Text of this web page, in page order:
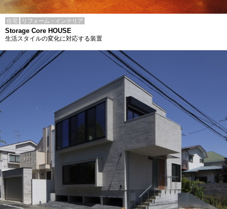
住宅 リフォーム・インテリア
Storage Core HOUSE
生活スタイルの変化に対応する装置